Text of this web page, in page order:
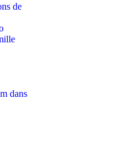
de
dans